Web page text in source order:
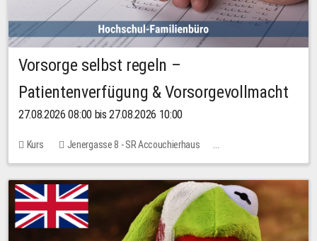
Vorsorge selbst regeln –
Patientenverfügung & Vorsorgevollmacht
27.08.2026 08:00 bis 27.08.2026 10:00
Kurs
Jenergasse 8 - SR Accouchierhaus
Keine freien Plätze